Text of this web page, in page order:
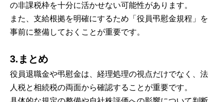
の非課税枠を十分に活かせない可能性があります。
また、支給根拠を明確にするため「役員弔慰金規程」を
事前に整備しておくことが重要です。
3.まとめ
役員退職金や弔慰金は、経理処理の視点だけでなく、法
人税と相続税の両面から確認することが重要です。